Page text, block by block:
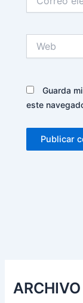
electrónico*
Guarda
este